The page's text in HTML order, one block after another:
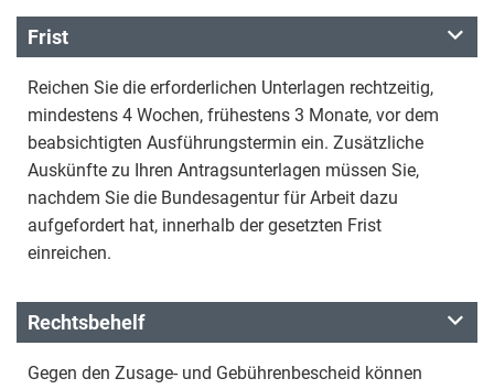
Frist
Reichen Sie die erforderlichen Unterlagen rechtzeitig,
mindestens 4 Wochen, frühestens 3 Monate, vor dem
beabsichtigten Ausführungstermin ein. Zusätzliche
Auskünfte zu Ihren Antragsunterlagen müssen Sie,
nachdem Sie die Bundesagentur für Arbeit dazu
aufgefordert hat, innerhalb der gesetzten Frist
einreichen.
Rechtsbehelf
Gegen den Zusage- und Gebührenbescheid können